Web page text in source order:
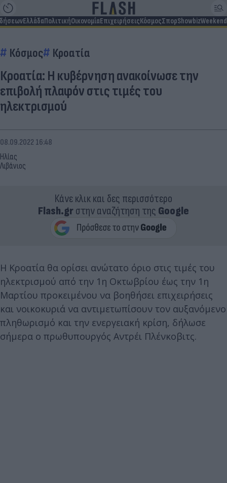
ΕλλάδαΠολιτικήΟικονομίαΕπιχειρήσειςΚόσμοςΣπορShowbizWeekend
Κόσμος Κροατία
Κροατία: Η κυβέρνηση ανακοίνωσε την
επιβολή πλαφόν στις τιμές του
ηλεκτρισμού
Ηλίας
Λιβάνιος
08.09.2022 16:48
Κάνε κλικ και δες περισσότερο
Flash.grστην αναζήτηση της Google
Η Κροατία θα ορίσει ανώτατο όριο στις τιμές του
ηλεκτρισμού από την 1η Οκτωβρίου έως την 1η
Μαρτίου προκειμένου να βοηθήσει επιχειρήσεις
και νοικοκυριά να αντιμετωπίσουν τον αυξανόμενο
πληθωρισμό και την ενεργειακή κρίση, δήλωσε
σήμερα ο πρωθυπουργός Αντρέι Πλένκοβιτς.